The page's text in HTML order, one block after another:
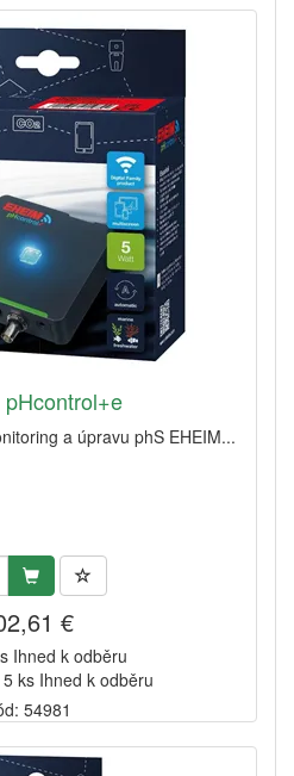
pHcontrol+e
a úpravu phS EHEIM...
€
Ihned k odběru
ks Ihned k odběru
54981